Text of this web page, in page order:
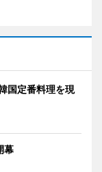
国定番料理を現
幕